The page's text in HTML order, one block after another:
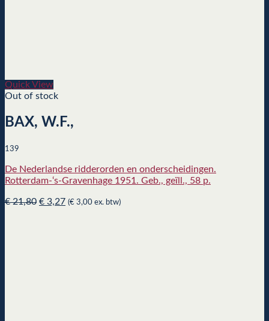
Quick View
Out of stock
BAX, W.F.,
139
De Nederlandse ridderorden en onderscheidingen.
Rotterdam-‘s-Gravenhage 1951. Geb., geïll., 58 p.
€21,80 Original
€ 3,27Current
(€ 3,00 ex. btw)